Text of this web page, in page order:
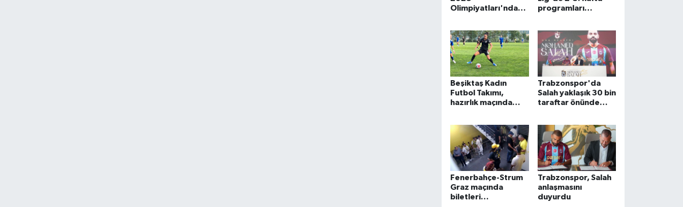
Olimpiyatları'nda
başarılar elde
edeceğiz
programları
Beşiktaş Kadın
Futbol Takımı,
hazırlık maçında
Trabzonspor'da
Salah yaklaşık 30 bin
taraftar önünde
Fenerbahçe-Strum
Graz maçında
biletleri
Trabzonspor, Salah
anlaşmasını
duyurdu